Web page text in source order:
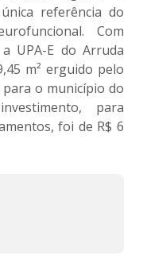
referência do
Com
UPA-E do Arruda
m² erguido pelo
o município do
para
foi de R$ 6